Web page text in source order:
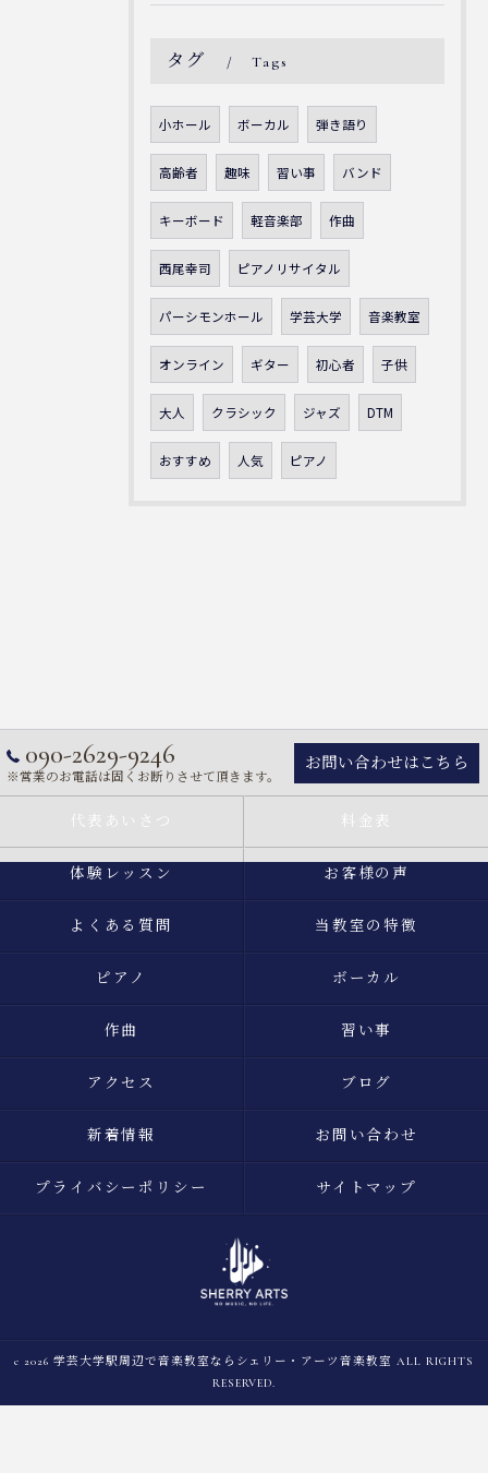
タグ Tags
小ホール ボーカル 弾き語り
高齢者 趣味 習い事 バンド
キーボード 軽音楽部 作曲
西尾幸司 ピアノリサイタル
パーシモンホール 学芸大学 音楽教室
オンライン ギター 初心者 子供
大人 クラシック ジャズ DTM
おすすめ 人気 ピアノ
090-2629-9246
※営業のお電話は固くお断りさせて頂きます。
お問い合わせはこちら
代表あいさつ 料金表
体験レッスン お客様の声
よくある質問 当教室の特徴
ピアノ ボーカル
作曲 習い事
アクセス ブログ
新着情報 お問い合わせ
プライバシーポリシー サイトマップ
c 2026 学芸大学駅周辺で音楽教室ならシェリー・アーツ音楽教室 ALL RIGHTS
RESERVED.